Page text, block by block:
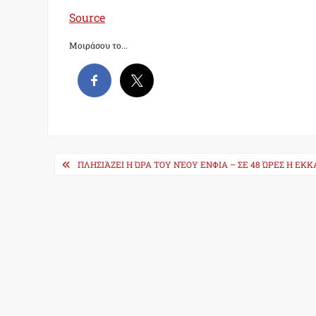
Source
Μοιράσου το...
PostΠΛΗΣΙΆΖΕΙ Η ΏΡΑ ΤΟΥ ΝΈΟΥ ΕΝΦΙΑ – ΣΕ 48 ΏΡΕΣ Η